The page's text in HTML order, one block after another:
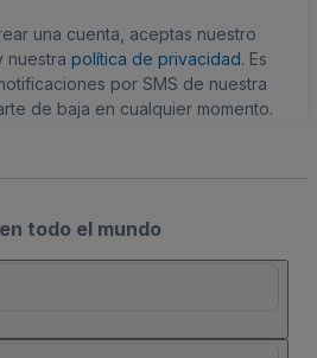
una cuenta, aceptas nuestro
nuestra política de privacidad. Es
por SMS de nuestra
de baja en cualquier momento.
todo el mundo